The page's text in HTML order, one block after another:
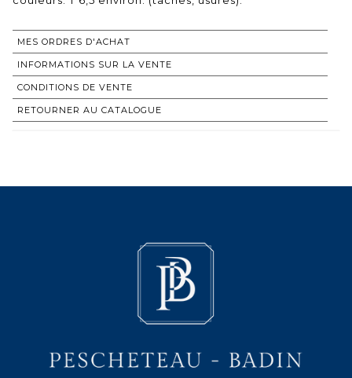
MES ORDRES D'ACHAT
INFORMATIONS SUR LA VENTE
CONDITIONS DE VENTE
RETOURNER AU CATALOGUE